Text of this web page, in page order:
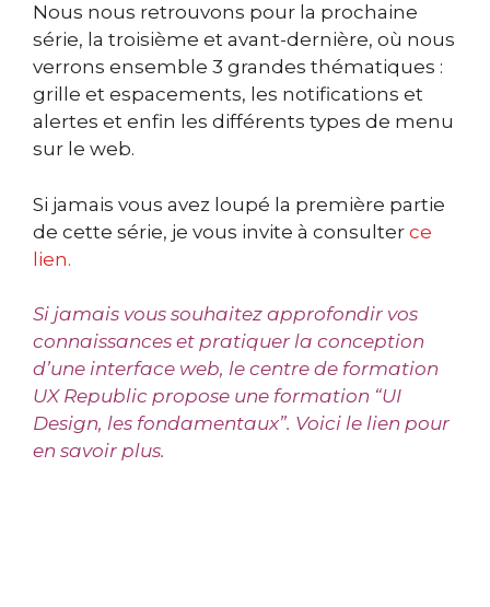
Nous nous retrouvons pour la prochaine
série, la troisième et avant-dernière, où nous
verrons ensemble 3 grandes thématiques :
grille et espacements, les notifications et
alertes et enfin les différents types de menu
sur le web.
Si jamais vous avez loupé la première partie
de cette série, je vous invite à consulter ce
lien.
Si jamais vous souhaitez approfondir vos
connaissances et pratiquer la conception
d’une interface web, le centre de formation
UX Republic propose une formation “UI
Design, les fondamentaux”. Voici le lien pour
en savoir plus.